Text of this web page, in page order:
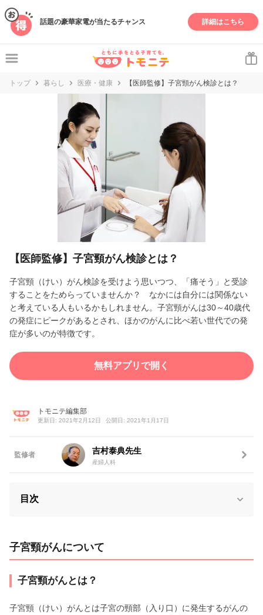
話題の豪華家電が当たるチャンス 詳細はこちら
トップ 暮らし 医療・健康 【医師監修】子宮頸がん検診とは？
【医師監修】子宮頸がん検診とは？
子宮頸（けい）がん検診を受けよう思いつつ、「痛そう」と受診
することをためらっていませんか？ なかには自分には関係ない
と考えている人もいるかもしれません。子宮頸がんは30～40歳代
の発症にピークがあるとされ、ほかのがんに比べ若い世代での発
症が多いのが特徴です。
無料アプリで開く
トモニテ編集部
更新日: 2021年2月12日 公開日: 2021年1月17日
監修者 吉村泰典先生
産婦人科
目次
子宮頸がんについて
子宮頸がんとは？
子宮頸（けい）がんとは子宮の頸部（入り口）に発生するがんの